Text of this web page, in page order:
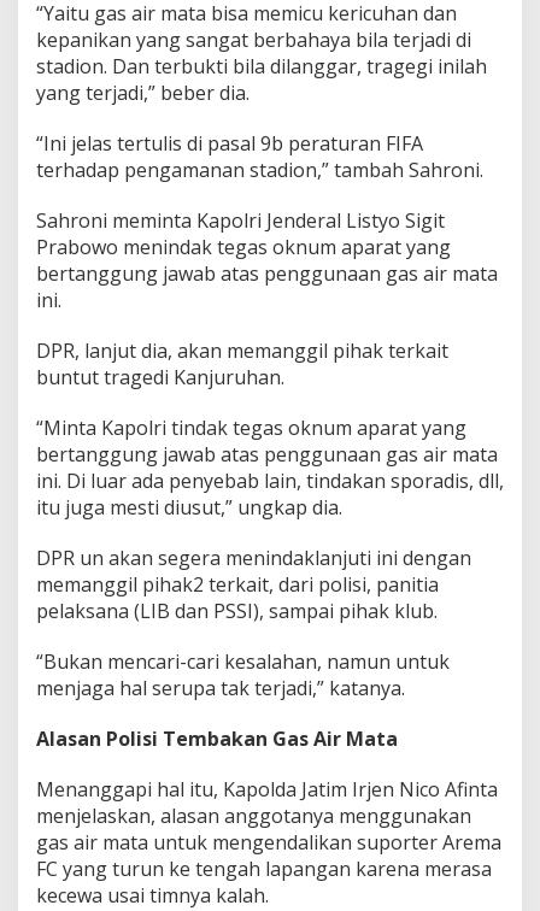
“Yaitu gas air mata bisa memicu kericuhan dan
kepanikan yang sangat berbahaya bila terjadi di
stadion. Dan terbukti bila dilanggar, tragegi inilah
yang terjadi,” beber dia.
“Ini jelas tertulis di pasal 9b peraturan FIFA
terhadap pengamanan stadion,” tambah Sahroni.
Sahroni meminta Kapolri Jenderal Listyo Sigit
Prabowo menindak tegas oknum aparat yang
bertanggung jawab atas penggunaan gas air mata
ini.
DPR, lanjut dia, akan memanggil pihak terkait
buntut tragedi Kanjuruhan.
“Minta Kapolri tindak tegas oknum aparat yang
bertanggung jawab atas penggunaan gas air mata
ini. Di luar ada penyebab lain, tindakan sporadis, dll,
itu juga mesti diusut,” ungkap dia.
DPR un akan segera menindaklanjuti ini dengan
memanggil pihak2 terkait, dari polisi, panitia
pelaksana (LIB dan PSSI), sampai pihak klub.
“Bukan mencari-cari kesalahan, namun untuk
menjaga hal serupa tak terjadi,” katanya.
Alasan Polisi Tembakan Gas Air Mata
Menanggapi hal itu, Kapolda Jatim Irjen Nico Afinta
menjelaskan, alasan anggotanya menggunakan
gas air mata untuk mengendalikan suporter Arema
FC yang turun ke tengah lapangan karena merasa
kecewa usai timnya kalah.